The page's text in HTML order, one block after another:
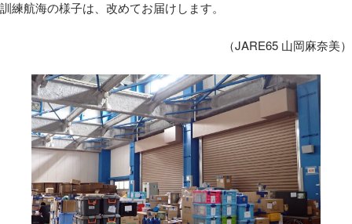
訓練航海の様子は、改めてお届けします。
（JARE65 山岡麻奈美）